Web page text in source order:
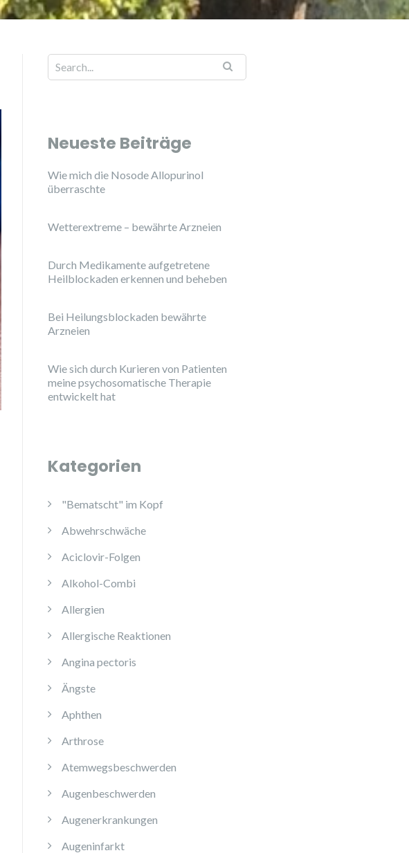
Neueste Beiträge
Wie mich die Nosode Allopurinol
überraschte
Wetterextreme – bewährte Arzneien
Durch Medikamente aufgetretene
Heilblockaden erkennen und beheben
Bei Heilungsblockaden bewährte
Arzneien
Wie sich durch Kurieren von Patienten
meine psychosomatische Therapie
entwickelt hat
Kategorien
"Bematscht" im Kopf
Abwehrschwäche
Aciclovir-Folgen
Alkohol-Combi
Allergien
Allergische Reaktionen
Angina pectoris
Ängste
Aphthen
Arthrose
Atemwegsbeschwerden
Augenbeschwerden
Augenerkrankungen
Augeninfarkt